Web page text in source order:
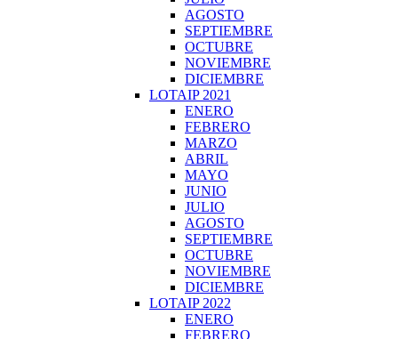
AGOSTO
SEPTIEMBRE
OCTUBRE
NOVIEMBRE
DICIEMBRE
LOTAIP 2021
ENERO
FEBRERO
MARZO
ABRIL
MAYO
JUNIO
JULIO
AGOSTO
SEPTIEMBRE
OCTUBRE
NOVIEMBRE
DICIEMBRE
LOTAIP 2022
ENERO
FEBRERO